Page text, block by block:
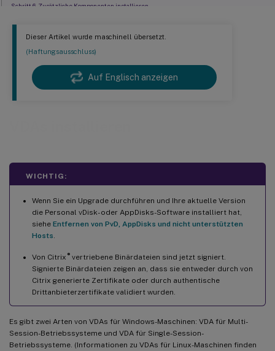
Dieser Artikel wurde maschinell übersetzt.
(Haftungsausschluss)
Auf Englisch anzeigen
WICHTIG:
Wenn Sie ein Upgrade durchführen und Ihre aktuelle Version
die Personal vDisk- oder AppDisks-Software installiert hat,
siehe Entfernen von PvD, AppDisks und nicht unterstützten
Hosts
Von Citrix ®vertriebene Binärdateien sind jetzt signiert.
Signierte Binärdateien zeigen an, dass sie entweder durch von
Citrix generierte Zertifikate oder durch authentische
Drittanbieterzertifikate validiert wurden.
Es gibt zwei Arten von VDAs für Windows-Maschinen: VDA für Multi-
Session-Betriebssysteme und VDA für Single-Session-
Betriebssysteme. (Informationen zu VDAs für Linux-Maschinen finden
Schritt 6. Zusätzliche Komponenten installieren
Schritt 7. Delivery Controller
Schritt 10. Firewall-Ports
Bekannte Einschränkung